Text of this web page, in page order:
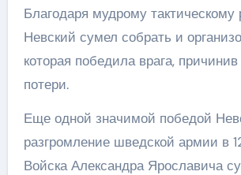
Благодаря мудрому
Невский сумел собрать и
которая победила врага,
потери.
Еще одной значимой победой
разгромление шведской армии в
Войска Александра Ярославича